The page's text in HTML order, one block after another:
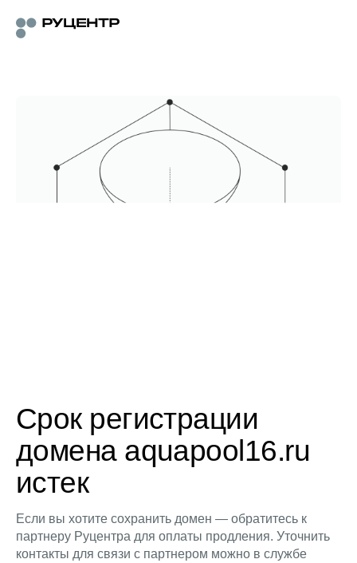
Срок регистрации
домена aquapool16.ru
истек
Если вы хотите сохранить домен — обратитесь к
партнеру Руцентра для оплаты продления. Уточнить
контакты для связи с партнером можно в службе